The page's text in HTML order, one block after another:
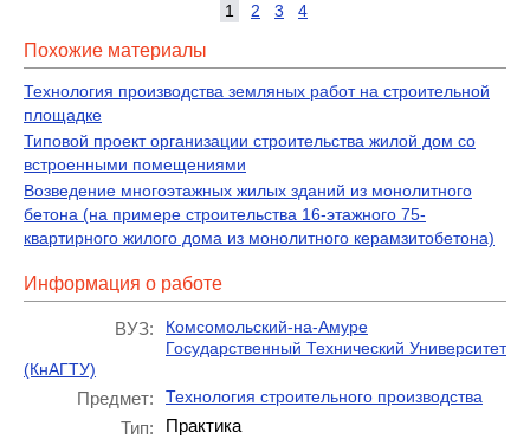
1 2 3 4
Похожие материалы
Технология производства земляных работ на строительной
площадке
Типовой проект организации строительства жилой дом со
встроенными помещениями
Возведение многоэтажных жилых зданий из монолитного
бетона (на примере строительства 16-этажного 75-
квартирного жилого дома из монолитного керамзитобетона)
Информация о работе
ВУЗ:
Комсомольский-на-Амуре
Государственный Технический Университет
(КнАГТУ)
Предмет: Технология строительного производства
Тип:
Практика